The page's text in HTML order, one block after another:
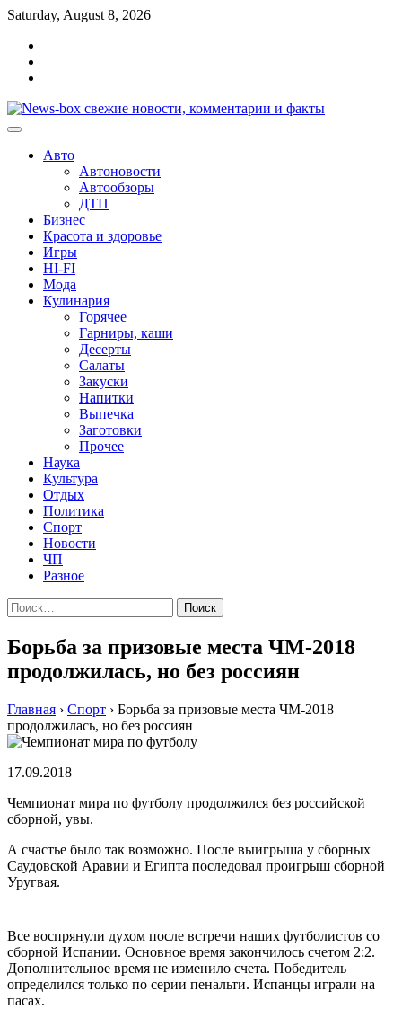
Перейти
содержимому
Saturday, August 8, 2026
Авто
Автоновости
Автообзоры
ДТП
Бизнес
Красота и здоровье
Игры
HI-FI
Мода
Кулинария
Горячее
Гарниры, каши
Десерты
Салаты
Закуски
Напитки
Выпечка
Заготовки
Прочее
Наука
Культура
Отдых
Политика
Спорт
Новости
ЧП
Разное
Найти:
Борьба за призовые места ЧМ-2018
продолжилась, но без россиян
Главная › Спорт › Борьба за призовые места ЧМ-2018
продолжилась, но без россиян
17.09.2018
Чемпионат мира по футболу продолжился без российской
сборной, увы.
А счастье было так возможно. После выигрыша у сборных
Саудовской Аравии и Египта последовал проигрыш сборной
Уругвая.
Все воспрянули духом после встречи наших футболистов со
сборной Испании. Основное время закончилось счетом 2:2.
Дополнительное время не изменило счета. Победитель
определился только по серии пенальти. Испанцы играли на
пасах.